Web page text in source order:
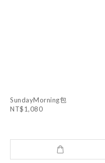
SundayMorning包
NT$1,080